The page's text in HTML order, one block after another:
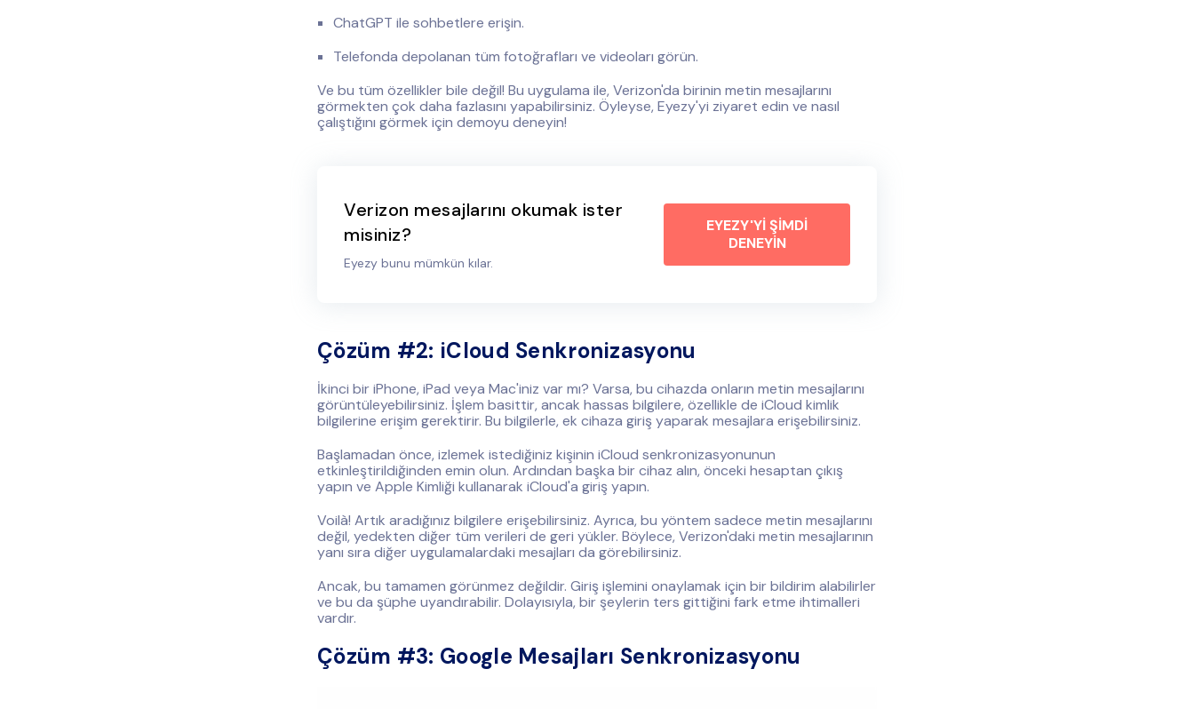
ChatGPT ile sohbetlere erişin.
Telefonda depolanan tüm fotoğrafları ve videoları görün.
Ve bu tüm özellikler bile değil! Bu uygulama ile, Verizon'da birinin metin mesajlarını
görmekten çok daha fazlasını yapabilirsiniz. Öyleyse, Eyezy'yi ziyaret edin ve nasıl
çalıştığını görmek için demoyu deneyin!
Verizon mesajlarını okumak ister
misiniz?
Eyezy bunu mümkün kılar.
EYEZY'Yİ ŞİMDİ
DENEYİN
Çözüm #2: iCloud Senkronizasyonu
İkinci bir iPhone, iPad veya Mac'iniz var mı? Varsa, bu cihazda onların metin mesajlarını
görüntüleyebilirsiniz. İşlem basittir, ancak hassas bilgilere, özellikle de iCloud kimlik
bilgilerine erişim gerektirir. Bu bilgilerle, ek cihaza giriş yaparak mesajlara erişebilirsiniz.
Başlamadan önce, izlemek istediğiniz kişinin iCloud senkronizasyonunun
etkinleştirildiğinden emin olun. Ardından başka bir cihaz alın, önceki hesaptan çıkış
yapın ve Apple Kimliği kullanarak iCloud'a giriş yapın.
Voilà! Artık aradığınız bilgilere erişebilirsiniz. Ayrıca, bu yöntem sadece metin mesajlarını
değil, yedekten diğer tüm verileri de geri yükler. Böylece, Verizon'daki metin mesajlarının
yanı sıra diğer uygulamalardaki mesajları da görebilirsiniz.
Ancak, bu tamamen görünmez değildir. Giriş işlemini onaylamak için bir bildirim alabilirler
ve bu da şüphe uyandırabilir. Dolayısıyla, bir şeylerin ters gittiğini fark etme ihtimalleri
vardır.
Çözüm #3: Google Mesajları Senkronizasyonu